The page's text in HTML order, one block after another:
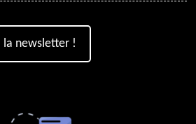
la newsletter !